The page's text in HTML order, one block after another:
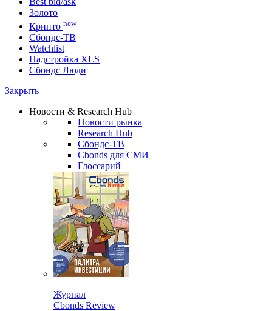
Золото
Крипто new
Сбондс-ТВ
Watchlist
Надстройка XLS
Сбондс Люди
Закрыть
Новости & Research Hub
Новости рынка
Research Hub
Сбондс-ТВ
Cbonds для СМИ
Глоссарий
Журнал
Cbonds Review